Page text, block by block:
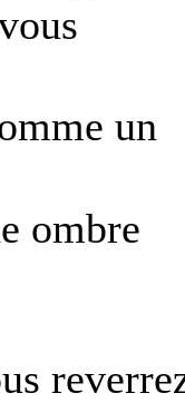
un
ombre